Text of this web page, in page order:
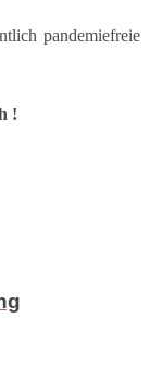
pandemiefreie
!